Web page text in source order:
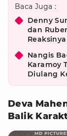
Baca Juga :
Denny
dan
Reaksinya
Nangis
Karamoy
Diulang
Deva
Balik